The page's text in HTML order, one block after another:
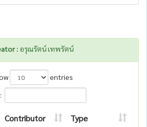
: อรุณรัตน์ เทพรัตน์
entries
Contributor
Type